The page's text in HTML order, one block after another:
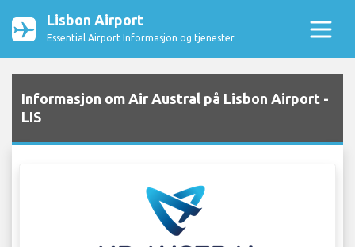
Lisbon Airport
Essential Airport Informasjon og tjenester
Informasjon om Air Austral på Lisbon Airport -
LIS